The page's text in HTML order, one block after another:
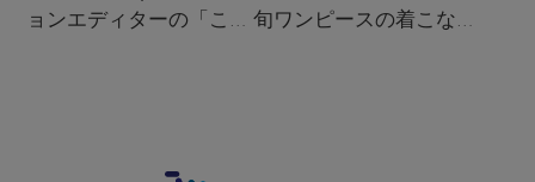
ョンエディターの「これ 旬ワンピースの着こなし